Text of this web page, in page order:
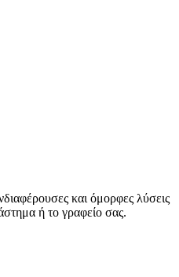
και όμορφες λύσεις
ή το γραφείο σας.